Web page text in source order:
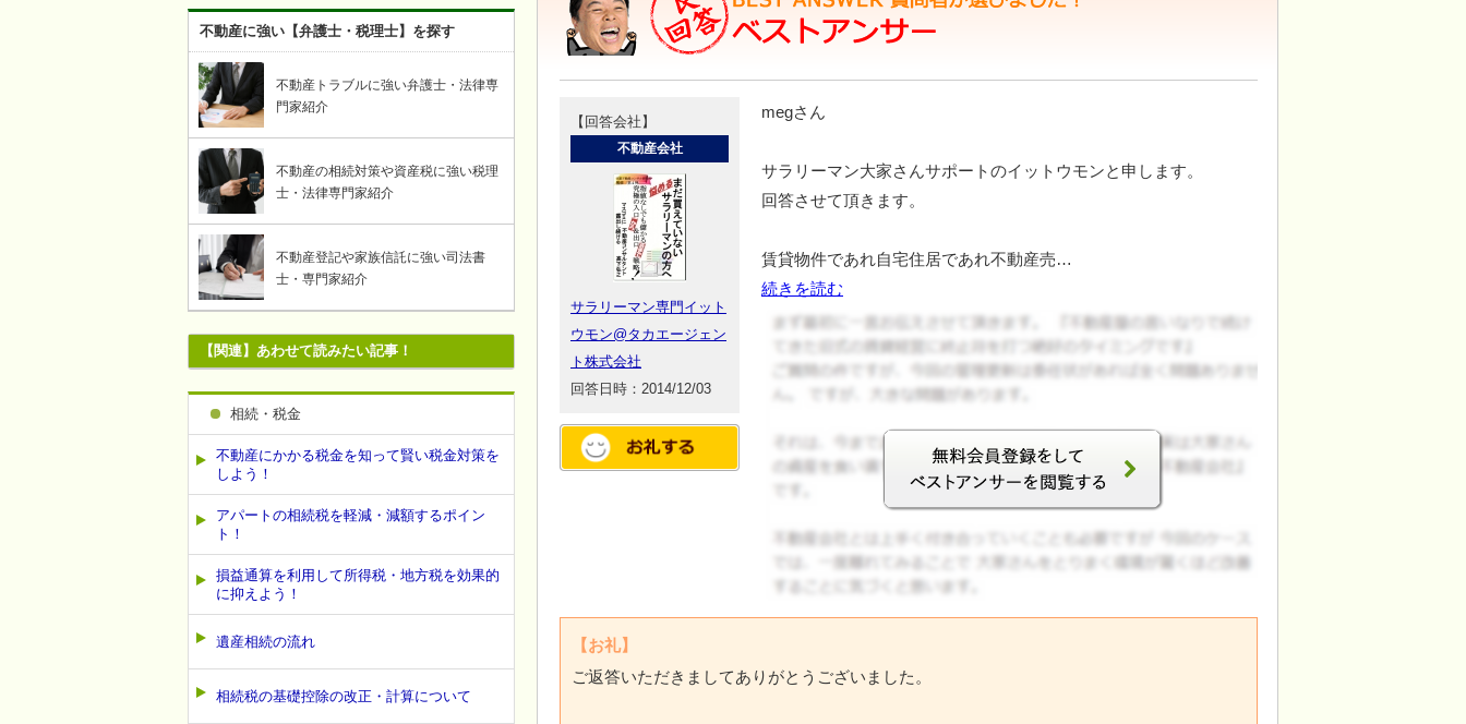
【回答会社】
不動産会社
サラリーマン専門イット
ウモン@タカエージェン
ト株式会社
回答日時：2014/12/03
megさん
サラリーマン大家さんサポートのイットウモンと申します。
回答させて頂きます。
賃貸物件であれ自宅住居であれ不動産売…
続きを読む
ログイン
【お礼】
ご返答いただきましてありがとうございました。
不動産に強い【弁護士・税理士】を探す
不動産トラブルに強い弁護士・法律専
門家紹介
不動産の相続対策や資産税に強い税理
士・法律専門家紹介
不動産登記や家族信託に強い司法書
士・専門家紹介
【関連】あわせて読みたい記事！
相続・税金
不動産にかかる税金を知って賢い税金対策を
しよう！
アパートの相続税を軽減・減額するポイン
ト！
損益通算を利用して所得税・地方税を効果的
に抑えよう！
遺産相続の流れ
相続税の基礎控除の改正・計算について